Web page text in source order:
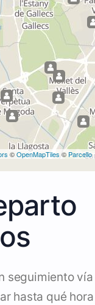
©OpenMapTiles © Parcello
seguimiento vía
hasta qué hora